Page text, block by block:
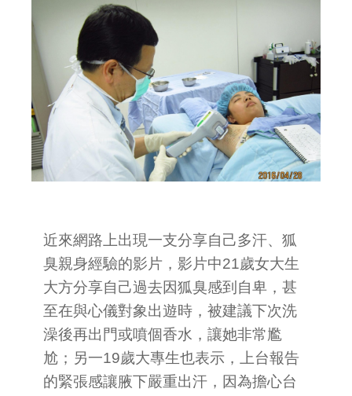
近來網路上出現一支分享自己多汗、狐
臭親身經驗的影片，影片中21歲女大生
大方分享自己過去因狐臭感到自卑，甚
至在與心儀對象出遊時，被建議下次洗
澡後再出門或噴個香水，讓她非常尷
尬；另一19歲大專生也表示，上台報告
的緊張感讓腋下嚴重出汗，因為擔心台